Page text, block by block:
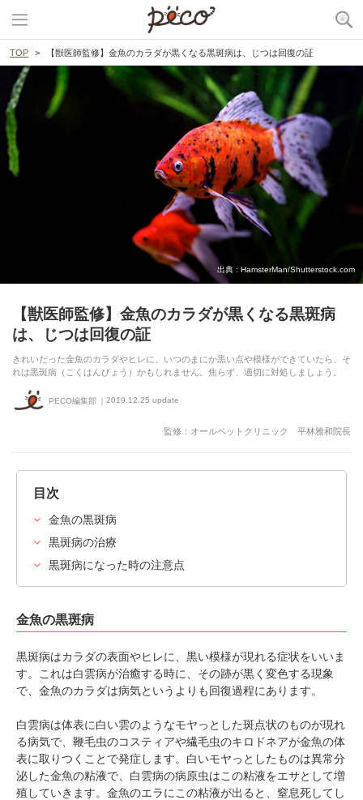
TOP 【獣医師監修】金魚のカラダが黒くなる黒斑病は、じつは回復の証
出典 : HamsterMan/Shutterstock.com
【獣医師監修】金魚のカラダが黒くなる黒斑病
は、じつは回復の証
きれいだった金魚のカラダやヒレに、いつのまにか黒い点や模様ができていたら、そ
れは黒斑病（こくはんびょう）かもしれません。焦らず、適切に対処しましょう。
PECO編集部 2019.12.25 update
監修：オールペットクリニック 平林雅和院長
目次
金魚の黒斑病
黒斑病の治療
黒斑病になった時の注意点
金魚の黒斑病
黒斑病はカラダの表面やヒレに、黒い模様が現れる症状をいいま
す。これは白雲病が治癒する時に、その跡が黒く変色する現象
で、金魚のカラダは病気というよりも回復過程にあります。
白雲病は体表に白い雲のようなモヤっとした斑点状のものが現れ
る病気で、鞭毛虫のコスティアや繊毛虫のキロドネアが金魚の体
表に取りつくことで発症します。白いモヤっとしたものは異常分
泌した金魚の粘液で、白雲病の病原虫はこの粘液をエサとして増
殖していきます。金魚のエラにこの粘液が出ると、窒息死してし